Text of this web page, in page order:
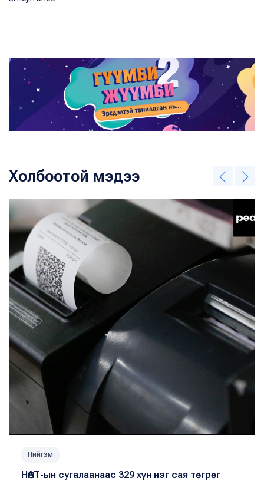
Холбоотой мэдээ
Нийгэм
НӨАТ-ын сугалаанаас 329 хүн нэг сая төгрөг